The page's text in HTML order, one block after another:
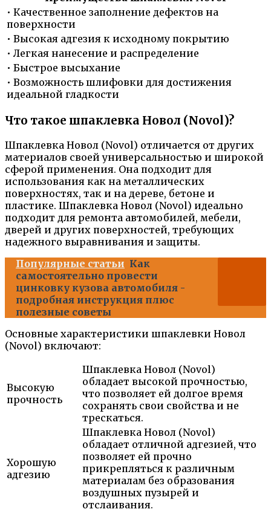
• Качественное заполнение дефектов на
поверхности
• Высокая адгезия к исходному покрытию
• Легкая нанесение и распределение
• Быстрое высыхание
• Возможность шлифовки для достижения
идеальной гладкости
Что такое шпаклевка Новол (Novol)?
Шпаклевка Новол (Novol) отличается от других
материалов своей универсальностью и широкой
сферой применения. Она подходит для
использования как на металлических
поверхностях, так и на дереве, бетоне и
пластике. Шпаклевка Новол (Novol) идеально
подходит для ремонта автомобилей, мебели,
дверей и других поверхностей, требующих
надежного выравнивания и защиты.
Популярные статьи Как
самостоятельно провести
цинковку кузова автомобиля -
подробная инструкция плюс
полезные советы
Основные характеристики шпаклевки Новол
(Novol) включают:
Высокую
прочность
Шпаклевка Новол (Novol)
обладает высокой прочностью,
что позволяет ей долгое время
сохранять свои свойства и не
трескаться.
Хорошую
адгезию
Шпаклевка Новол (Novol)
обладает отличной адгезией, что
позволяет ей прочно
прикрепляться к различным
материалам без образования
воздушных пузырей и
отслаивания.